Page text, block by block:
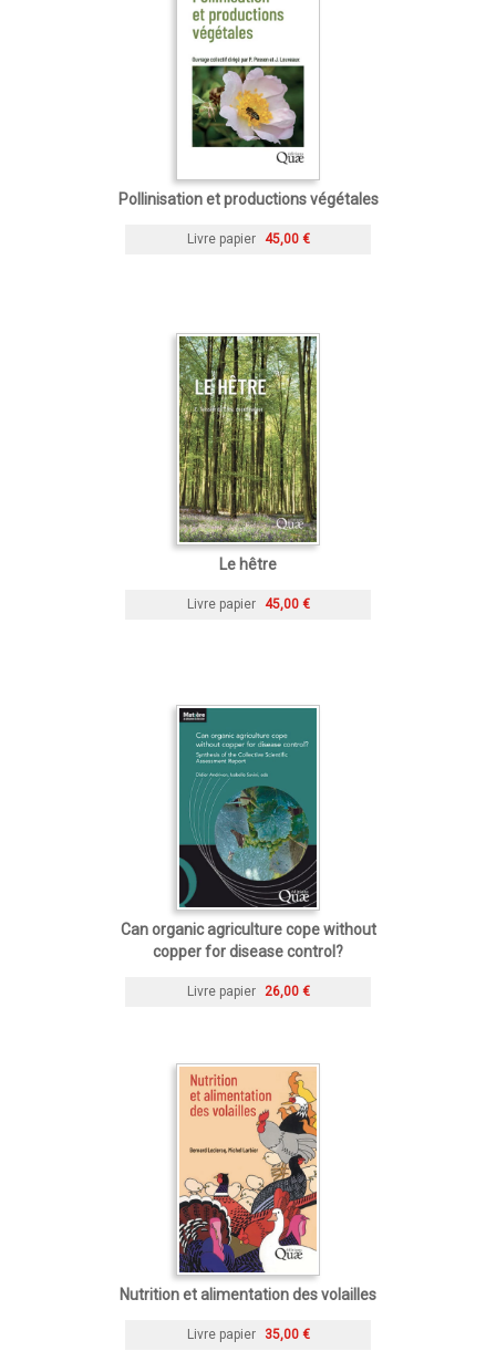
Pollinisation et productions végétales
Livre papier 45,00 €
Le hêtre
Livre papier 45,00 €
Can organic agriculture cope without
copper for disease control?
Livre papier 26,00 €
Nutrition et alimentation des volailles
Livre papier 35,00 €